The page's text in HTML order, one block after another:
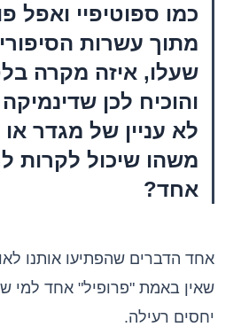
כמו ספוטיפיי ואפל
מתוך עשרות
שעלו, איזה מקרה
והוכיח לכן
לא עניין של מגדר
משהו שיכול לקרות
אחד?
אחד הדברים שהפתיעו אותנו
שאין באמת "פרופיל" אחד למי
יחסים רעילה.